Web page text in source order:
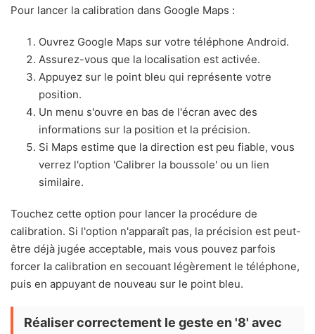
Pour lancer la calibration dans Google Maps :
Ouvrez Google Maps sur votre téléphone Android.
Assurez-vous que la localisation est activée.
Appuyez sur le point bleu qui représente votre
position.
Un menu s'ouvre en bas de l'écran avec des
informations sur la position et la précision.
Si Maps estime que la direction est peu fiable, vous
verrez l'option 'Calibrer la boussole' ou un lien
similaire.
Touchez cette option pour lancer la procédure de
calibration. Si l'option n'apparaît pas, la précision est peut-
être déjà jugée acceptable, mais vous pouvez parfois
forcer la calibration en secouant légèrement le téléphone,
puis en appuyant de nouveau sur le point bleu.
Réaliser correctement le geste en '8' avec